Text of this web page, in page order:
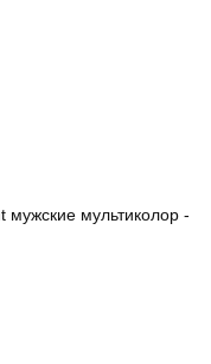
мужские мультиколор -